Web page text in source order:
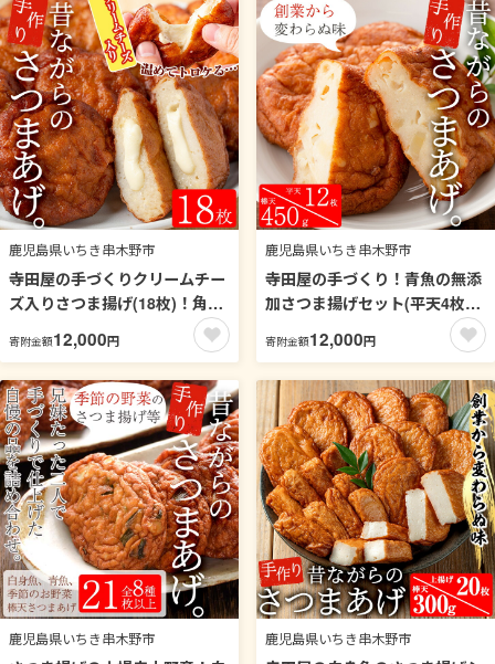
鹿児島県いちき串木野市
寺田屋の手づくりクリームチー
ズ入りさつま揚げ(18枚)！角切
りのクリームチーズをさつまあ
げの中に閉じ込めました！【寺
田屋】【00-031-08】
寄附金額12,000円
鹿児島県いちき串木野市
寺田屋の手づくり！青魚の無添
加さつま揚げセット(平天4枚入
×3袋・棒天150g×3袋)青魚、地
酒と豆腐たっぷりの本来の薩摩
揚げのお味【寺田屋】【00-
031-07】
寄附金額12,000円
鹿児島県いちき串木野市 鹿児島県いちき串木野市